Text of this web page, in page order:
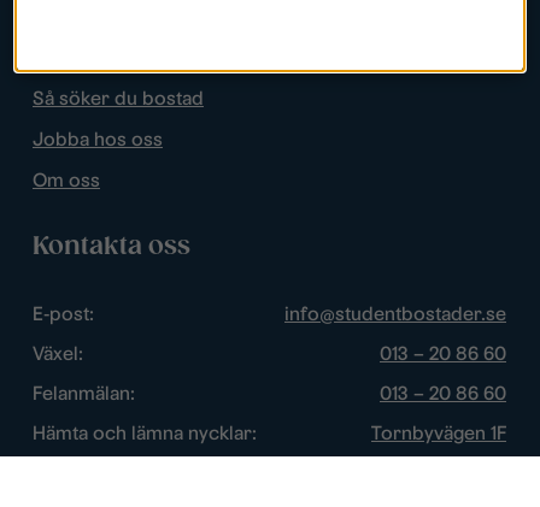
Så söker du bostad
Jobba hos oss
Om oss
Kontakta oss
E-post:
info@studentbostader.se
Växel:
013 – 20 86 60
Felanmälan:
013 – 20 86 60
Hämta och lämna nycklar:
Tornbyvägen 1F